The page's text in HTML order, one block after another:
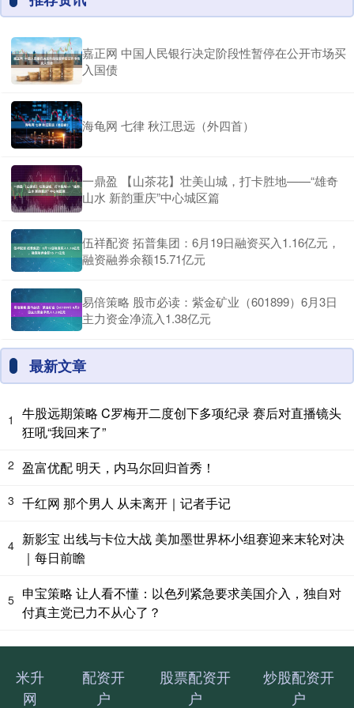
嘉正网 中国人民银行决定阶段性暂停在公开市场买
入国债
海龟网 七律 秋江思远（外四首）
一鼎盈 【山茶花】壮美山城，打卡胜地——“雄奇
山水 新韵重庆”中心城区篇
伍祥配资 拓普集团：6月19日融资买入1.16亿元，
融资融券余额15.71亿元
易倍策略 股市必读：紫金矿业（601899）6月3日
主力资金净流入1.38亿元
最新文章
1
牛股远期策略 C罗梅开二度创下多项纪录 赛后对直播镜头
狂吼“我回来了”
2 盈富优配 明天，内马尔回归首秀！
3 千红网 那个男人 从未离开｜记者手记
4 新影宝 出线与卡位大战 美加墨世界杯小组赛迎来末轮对决
｜每日前瞻
5 申宝策略 让人看不懂：以色列紧急要求美国介入，独自对
付真主党已力不从心了？
米升
网
配资开
户
股票配资开
户
炒股配资开
户